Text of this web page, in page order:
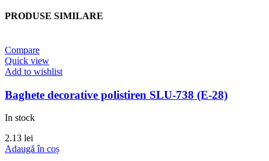
PRODUSE SIMILARE
Compare
Quick view
Add to wishlist
Baghete decorative polistiren SLU-738 (E-28)
In stock
2.13 lei
Adaugă în coș